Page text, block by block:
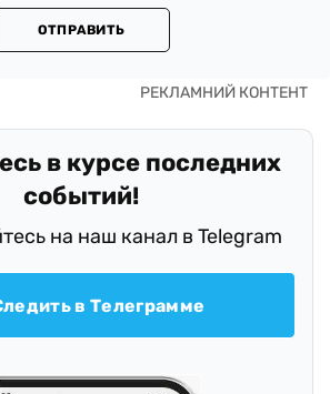
ОТПРАВИТЬ
в курсе последних
событий!
на наш канал в Telegram
в Телеграмме